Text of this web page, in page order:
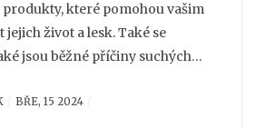
které pomohou vašim
jejich život a lesk. Také se
jsou běžné příčiny suchých
a hydratované vlasy.
BŘE, 15 2024